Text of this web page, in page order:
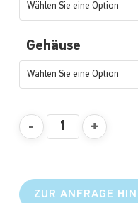
Wählen Sie eine Option
Gehäuse
Wählen Sie eine Option
ZUR ANFRAGE